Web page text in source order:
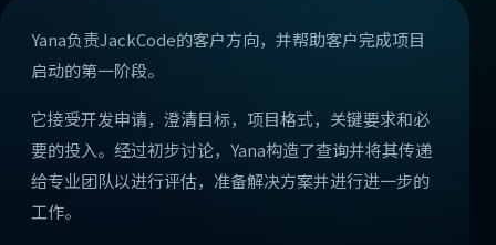
Yana负责JackCode的客户方向，并帮助客户完成项目
启动的第一阶段。
它接受开发申请，澄清目标，项目格式，关键要求和必
要的投入。经过初步讨论，Yana构造了查询并将其传递
给专业团队以进行评估，准备解决方案并进行进一步的
工作。